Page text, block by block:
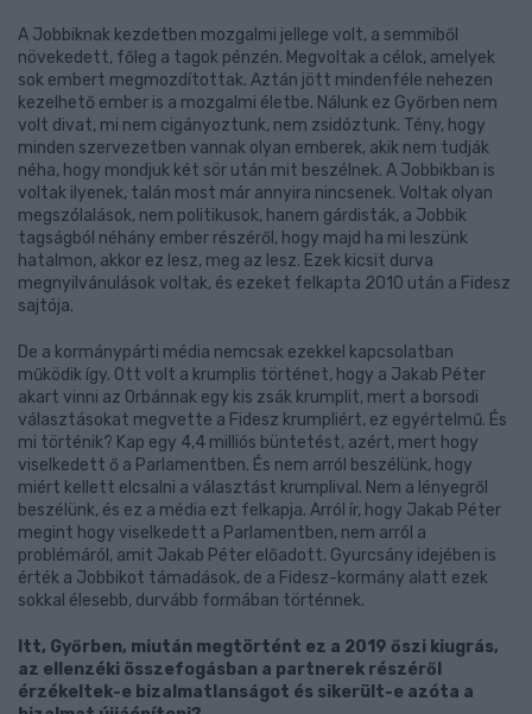
A Jobbiknak kezdetben mozgalmi jellege volt, a semmiből
növekedett, főleg a tagok pénzén. Megvoltak a célok, amelyek
sok embert megmozdítottak. Aztán jött mindenféle nehezen
kezelhető ember is a mozgalmi életbe. Nálunk ez Győrben nem
volt divat, mi nem cigányoztunk, nem zsidóztunk. Tény, hogy
minden szervezetben vannak olyan emberek, akik nem tudják
néha, hogy mondjuk két sör után mit beszélnek. A Jobbikban is
voltak ilyenek, talán most már annyira nincsenek. Voltak olyan
megszólalások, nem politikusok, hanem gárdisták, a Jobbik
tagságból néhány ember részéről, hogy majd ha mi leszünk
hatalmon, akkor ez lesz, meg az lesz. Ezek kicsit durva
megnyilvánulások voltak, és ezeket felkapta 2010 után a Fidesz
sajtója.
De a kormánypárti média nemcsak ezekkel kapcsolatban
működik így. Ott volt a krumplis történet, hogy a Jakab Péter
akart vinni az Orbánnak egy kis zsák krumplit, mert a borsodi
választásokat megvette a Fidesz krumpliért, ez egyértelmű. És
mi történik? Kap egy 4,4 milliós büntetést, azért, mert hogy
viselkedett ő a Parlamentben. És nem arról beszélünk, hogy
miért kellett elcsalni a választást krumplival. Nem a lényegről
beszélünk, és ez a média ezt felkapja. Arról ír, hogy Jakab Péter
megint hogy viselkedett a Parlamentben, nem arról a
problémáról, amit Jakab Péter előadott. Gyurcsány idejében is
érték a Jobbikot támadások, de a Fidesz-kormány alatt ezek
sokkal élesebb, durvább formában történnek.
Itt, Győrben, miután megtörtént ez a 2019 őszi kiugrás,
az ellenzéki összefogásban a partnerek részéről
érzékeltek-e bizalmatlanságot és sikerült-e azóta a